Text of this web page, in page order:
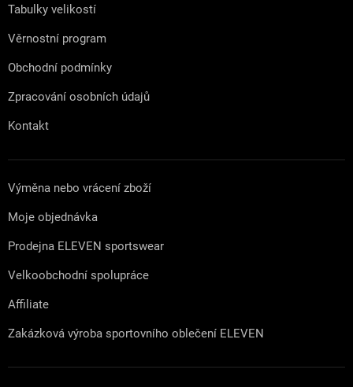
Tabulky velikostí
Věrnostní program
Obchodní podmínky
Zpracování osobních údajů
Kontakt
Výměna nebo vrácení zboží
Moje objednávka
Prodejna ELEVEN sportswear
Velkoobchodní spolupráce
Affiliate
Zakázková výroba sportovního oblečení ELEVEN